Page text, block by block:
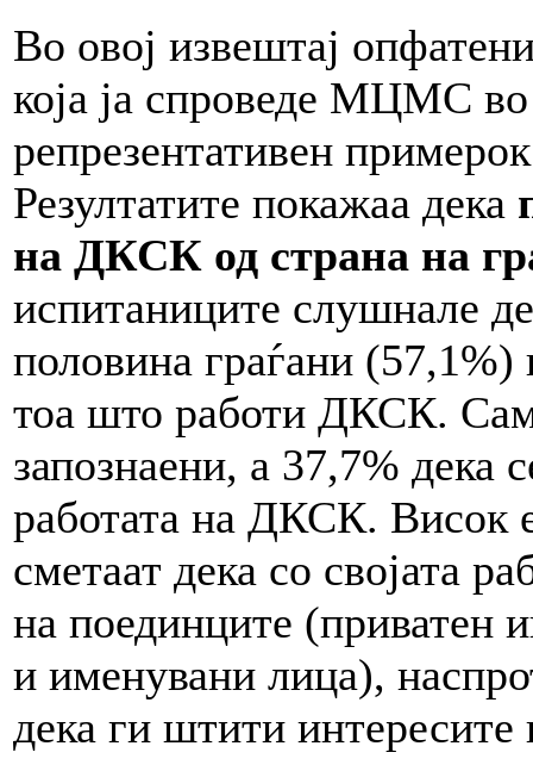
Во овој извештај
која ја спроведе МЦМС
репрезентативен
Резултатите покажаа дека
на ДКСК од страна на
испитаниците слушнале
половина граѓани (57,1%)
тоа што работи ДКСК.
запознаени, а 37,7% дека
работата на ДКСК. Висок
сметаат дека со својата
на поединците (приватен
и именувани лица),
дека ги штити интересите